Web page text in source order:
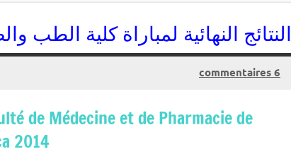
النتائج النهائية لمباراة كلية الطب
27/07/2014
kamal
6 commentaires
de Médecine et de Pharmacie de
2014